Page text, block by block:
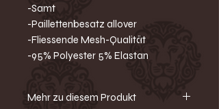
-Samt
-Paillettenbesatz allover
-Fliessende Mesh-Qualität
-95% Polyester 5% Elastan
Mehr zu diesem Produkt